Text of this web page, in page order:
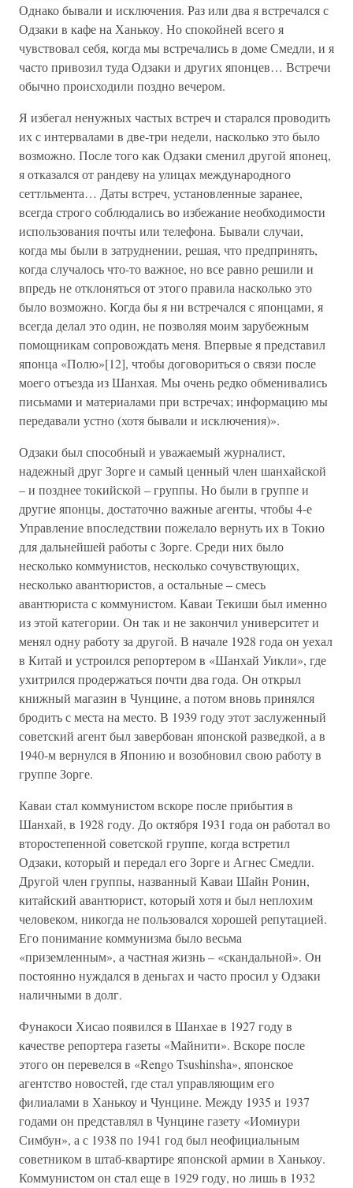
Однако бывали и исключения. Раз или два я встречался с
Одзаки в кафе на Ханькоу. Но спокойней всего я
чувствовал себя, когда мы встречались в доме Смедли, и я
часто привозил туда Одзаки и других японцев… Встречи
обычно происходили поздно вечером.
Я избегал ненужных частых встреч и старался проводить
их с интервалами в две-три недели, насколько это было
возможно. После того как Одзаки сменил другой японец,
я отказался от рандеву на улицах международного
сеттльмента… Даты встреч, установленные заранее,
всегда строго соблюдались во избежание необходимости
использования почты или телефона. Бывали случаи,
когда мы были в затруднении, решая, что предпринять,
когда случалось что-то важное, но все равно решили и
впредь не отклоняться от этого правила насколько это
было возможно. Когда бы я ни встречался с японцами, я
всегда делал это один, не позволяя моим зарубежным
помощникам сопровождать меня. Впервые я представил
японца «Полю»[12], чтобы договориться о связи после
моего отъезда из Шанхая. Мы очень редко обменивались
письмами и материалами при встречах; информацию мы
передавали устно (хотя бывали и исключения)».
Одзаки был способный и уважаемый журналист,
надежный друг Зорге и самый ценный член шанхайской
– и позднее токийской – группы. Но были в группе и
другие японцы, достаточно важные агенты, чтобы 4-е
Управление впоследствии пожелало вернуть их в Токио
для дальнейшей работы с Зорге. Среди них было
несколько коммунистов, несколько сочувствующих,
несколько авантюристов, а остальные – смесь
авантюриста с коммунистом. Каваи Текиши был именно
из этой категории. Он так и не закончил университет и
менял одну работу за другой. В начале 1928 года он уехал
в Китай и устроился репортером в «Шанхай Уикли», где
ухитрился продержаться почти два года. Он открыл
книжный магазин в Чунцине, а потом вновь принялся
бродить с места на место. В 1939 году этот заслуженный
советский агент был завербован японской разведкой, а в
1940-м вернулся в Японию и возобновил свою работу в
группе Зорге.
Каваи стал коммунистом вскоре после прибытия в
Шанхай, в 1928 году. До октября 1931 года он работал во
второстепенной советской группе, когда встретил
Одзаки, который и передал его Зорге и Агнес Смедли.
Другой член группы, названный Каваи Шайн Ронин,
китайский авантюрист, который хотя и был неплохим
человеком, никогда не пользовался хорошей репутацией.
Его понимание коммунизма было весьма
«приземленным», а частная жизнь – «скандальной». Он
постоянно нуждался в деньгах и часто просил у Одзаки
наличными в долг.
Фунакоси Хисао появился в Шанхае в 1927 году в
качестве репортера газеты «Майнити». Вскоре после
этого он перевелся в «Rengo Tsushinsha», японское
агентство новостей, где стал управляющим его
филиалами в Ханькоу и Чунцине. Между 1935 и 1937
годами он представлял в Чунцине газету «Иомиури
Симбун», а с 1938 по 1941 год был неофициальным
советником в штаб-квартире японской армии в Ханькоу.
Коммунистом он стал еще в 1929 году, но лишь в 1932